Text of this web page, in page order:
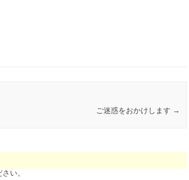
ご迷惑をおかけします →
い。